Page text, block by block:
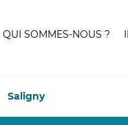
QUI SOMMES-NOUS ?
Saligny